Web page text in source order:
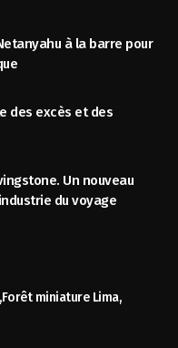
à la barre pour
des excès et des
Un nouveau
du voyage
Forêt miniature Lima